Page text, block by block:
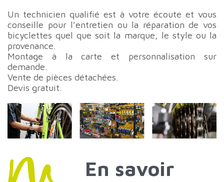
Un technicien qualifié est à votre écoute et vous
conseille pour l’entretien ou la réparation de vos
bicyclettes quel que soit la marque, le style ou la
provenance.
Montage à la carte et personnalisation sur
demande.
Vente de pièces détachées.
Devis gratuit.
En savoir